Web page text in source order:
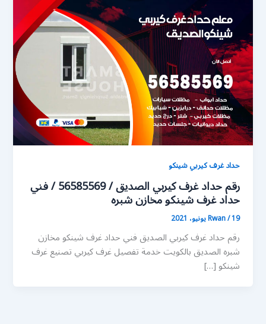
حداد غرف كيربي شينكو
رقم حداد غرف كيربي الصديق / 56585569 / فني
حداد غرف شينكو مخازن شبره
Rwan/19 يونيو، 2021
رقم حداد غرف كيربي الصديق فني حداد غرف شينكو مخازن
شبره الصديق بالكويت خدمة تفصيل غرف كيربي تصنيع غرف
شينكو […]